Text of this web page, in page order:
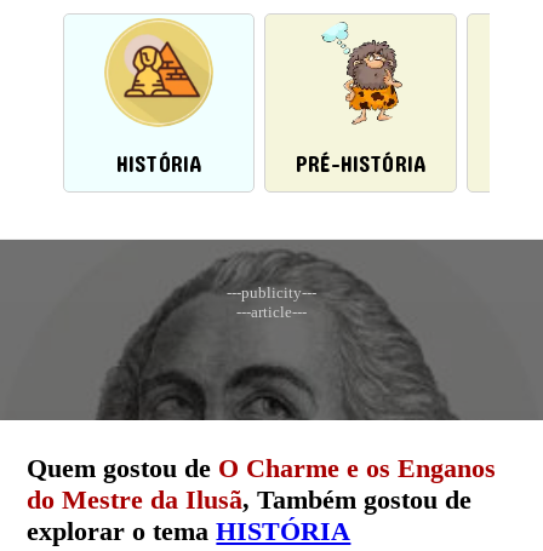
HISTÓRIA PRÉ-HISTÓRIA
---publicity---
---article---
Quem gostou de O Charme e os Enganos
do Mestre da Ilusã, Também gostou de
explorar o temaHISTÓRIA